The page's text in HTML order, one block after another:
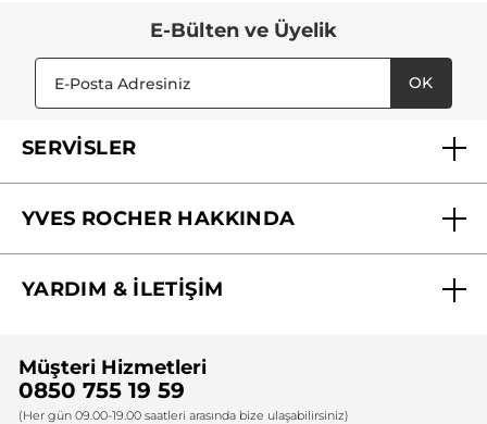
E-Bülten ve Üyelik
OK
SERVİSLER
YVES ROCHER HAKKINDA
Yves Rocher Vakfı
YARDIM & İLETİŞİM
Bize Ulaşın
Firma Bilgileri
Müşteri Hizmetleri
0850 755 19 59
(Her gün 09.00-19.00 saatleri arasında bize ulaşabilirsiniz)